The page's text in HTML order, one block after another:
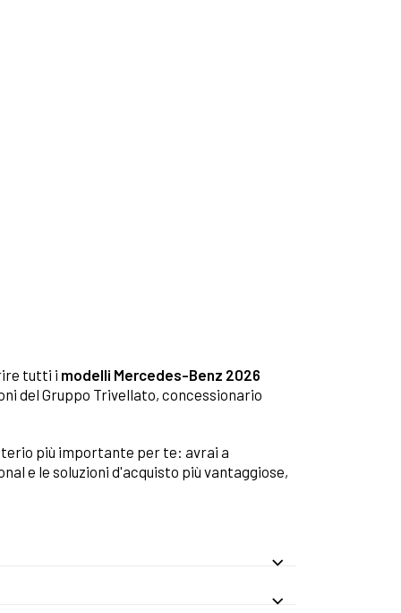
tutti i modelli Mercedes-Benz 2026
del Gruppo Trivellato, concessionario
più importante per te: avrai a
e le soluzioni d'acquisto più vantaggiose,